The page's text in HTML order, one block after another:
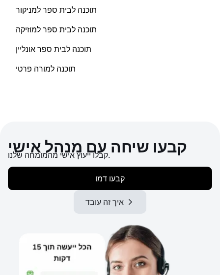
תוכנה לבית ספר למניקור
תוכנה לבית ספר למוזיקה
תוכנה לבית ספר אונליין
תוכנה למורה פרטי
קבעו שיחה עם מנהל אישי
קבלו ייעוץ אישי מהמומחה שלנו.
קבעו דמו
איך זה עובד